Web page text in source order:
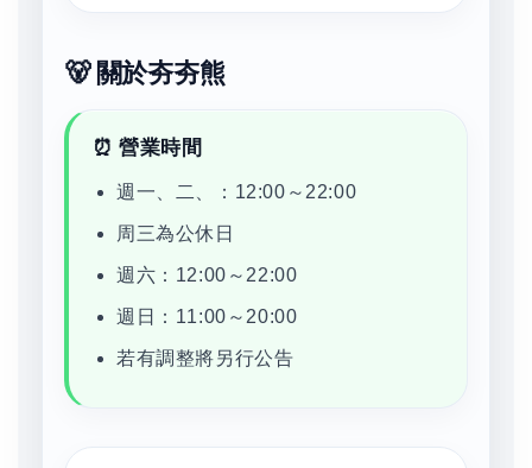
🐻 關於夯夯熊
⏰ 營業時間
週一、二、：12:00～22:00
周三為公休日
週六：12:00～22:00
週日：11:00～20:00
若有調整將另行公告